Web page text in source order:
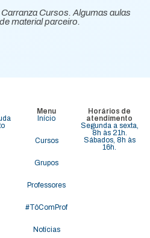
Cursos. Algumas aulas
material parceiro.
Menu
Início
Cursos
Grupos
Professores
#TôComProf
Notícias
Horários de
atendimento
Segunda a sexta,
8h às 21h.
Sábados, 8h às
16h.